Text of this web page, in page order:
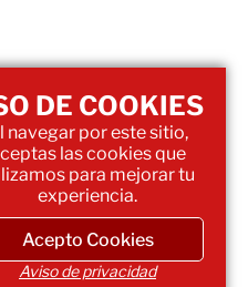
DE COOKIES
navegar por este sitio,
las cookies que
para mejorar tu
experiencia.
Acepto Cookies
Aviso de privacidad